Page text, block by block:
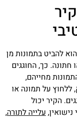
להביט בתמונות מן
חתונה. כך, החוגגים
מחייהם,
על תמונה או
הקיר יכול
עלייה לתורה,